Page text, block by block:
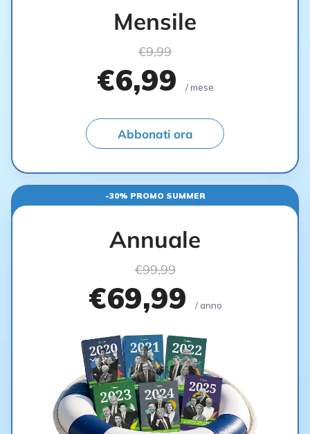
Mensile
€9,99
€6,99 / mese
Abbonati ora
-30% PROMO SUMMER
Annuale
€99,99
€69,99 / anno